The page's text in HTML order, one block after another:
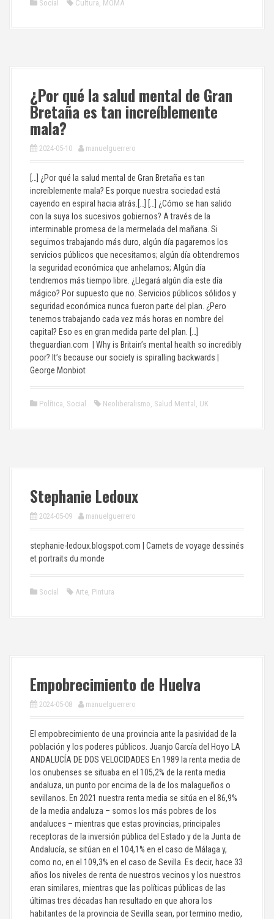
Social Cultura, MOMA
¿Por qué la salud mental de Gran
Bretaña es tan increíblemente
mala?
2024-05-10 manuelguerrero
[…] ¿Por qué la salud mental de Gran Bretaña es tan
increíblemente mala? Es porque nuestra sociedad está
cayendo en espiral hacia atrás.[…] […] ¿Cómo se han salido
con la suya los sucesivos gobiernos? A través de la
interminable promesa de la mermelada del mañana. Si
seguimos trabajando más duro, algún día pagaremos los
servicios públicos que necesitamos; algún día obtendremos
la seguridad económica que anhelamos; Algún día
tendremos más tiempo libre. ¿Llegará algún día este día
mágico? Por supuesto que no. Servicios públicos sólidos y
seguridad económica nunca fueron parte del plan. ¿Pero
tenernos trabajando cada vez más horas en nombre del
capital? Eso es en gran medida parte del plan. […]
theguardian.com | Why is Britain’s mental health so incredibly
poor? It’s because our society is spiralling backwards |
George Monbiot
Política, Social Neoliberalismo, Salud Mental , UK
Stephanie Ledoux
2024-05-09 manuelguerrero
stephanie-ledoux.blogspot.com | Carnets de voyage dessinés
et portraits du monde
Social Arte, Pintura
Empobrecimiento de Huelva
2024-05-08 manuelguerrero
El empobrecimiento de una provincia ante la pasividad de la
población y los poderes públicos. Juanjo García del Hoyo LA
ANDALUCÍA DE DOS VELOCIDADES En 1989 la renta media de
los onubenses se situaba en el 105,2% de la renta media
andaluza, un punto por encima de la de los malagueños o
sevillanos. En 2021 nuestra renta media se sitúa en el 86,9%
de la media andaluza – somos los más pobres de los
andaluces – mientras que estas provincias, principales
receptoras de la inversión pública del Estado y de la Junta de
Andalucía, se sitúan en el 104,1% en el caso de Málaga y,
como no, en el 109,3% en el caso de Sevilla. Es decir, hace 33
años los niveles de renta de nuestros vecinos y los nuestros
eran similares, mientras que las políticas públicas de las
últimas tres décadas han resultado en que ahora los
habitantes de la provincia de Sevilla sean, por termino medio,